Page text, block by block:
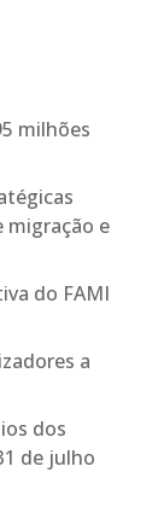
milhões
migração e
do FAMI
a
dos
de julho